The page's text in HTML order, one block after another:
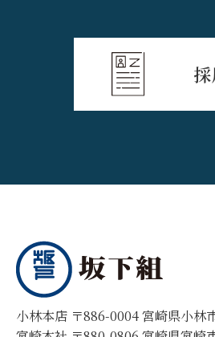
小林本店 〒886-0004 宮崎県小林